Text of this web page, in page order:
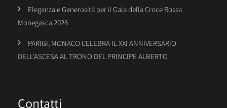
Eleganza e Generosità per il Gala della Croce Rossa
Monegasca 2026
PARIGI, MONACO CELEBRA IL XXI ANNIVERSARIO
DELL’ASCESA AL TRONO DEL PRINCIPE ALBERTO
Contatti